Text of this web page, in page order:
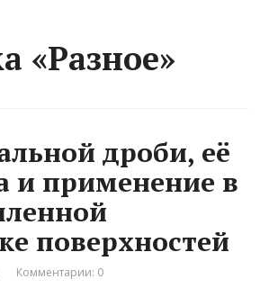
«Разное»
дроби, её
и применение в
поверхностей
Комментарии: 0